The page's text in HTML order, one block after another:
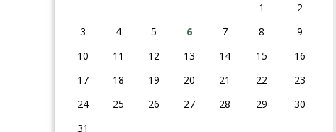
1
2
3
4 5 6 7 8
9
10
11 12 13 14 15
16
17
18 19 20 21 22
23
24
25 26 27 28 29
30
31